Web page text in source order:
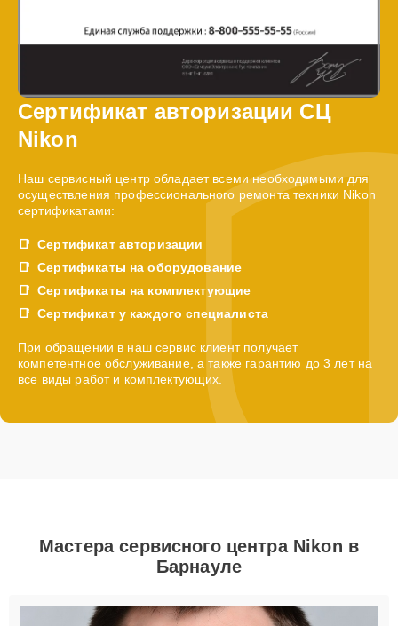
Сертификат авторизации СЦ
Nikon
Наш сервисный центр обладает всеми необходимыми для
осуществления профессионального ремонта техники Nikon
сертификатами:
Сертификат авторизации
Сертификаты на оборудование
Сертификаты на комплектующие
Сертификат у каждого специалиста
При обращении в наш сервис клиент получает
компетентное обслуживание, а также гарантию до 3 лет на
все виды работ и комплектующих.
Мастера сервисного центра Nikon в
Барнауле